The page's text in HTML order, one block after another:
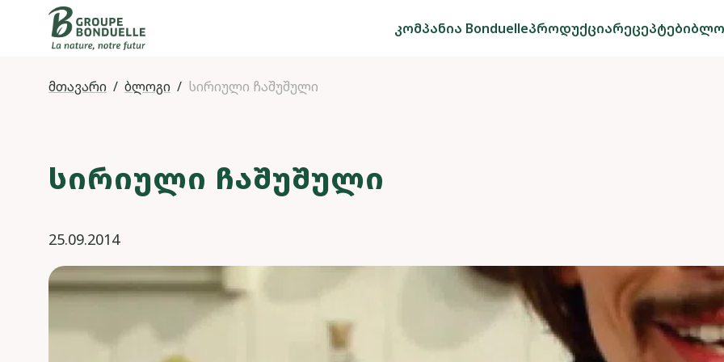
კომპანია Bonduelleპროდუქციარეცეპტები
მთავარი ბლოგი სირიული ჩაშუშული
ᲡᲘᲠᲘᲣᲚᲘ ᲩᲐᲨᲣᲨᲣᲚᲘ
25.09.2014